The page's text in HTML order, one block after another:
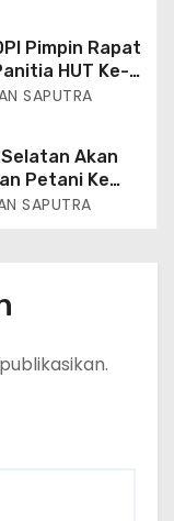
Pimpin Rapat
HUT Ke-4,
Rangkaian
SAPUTRA
Selatan Akan
Petani Ke
Audit
SAPUTRA